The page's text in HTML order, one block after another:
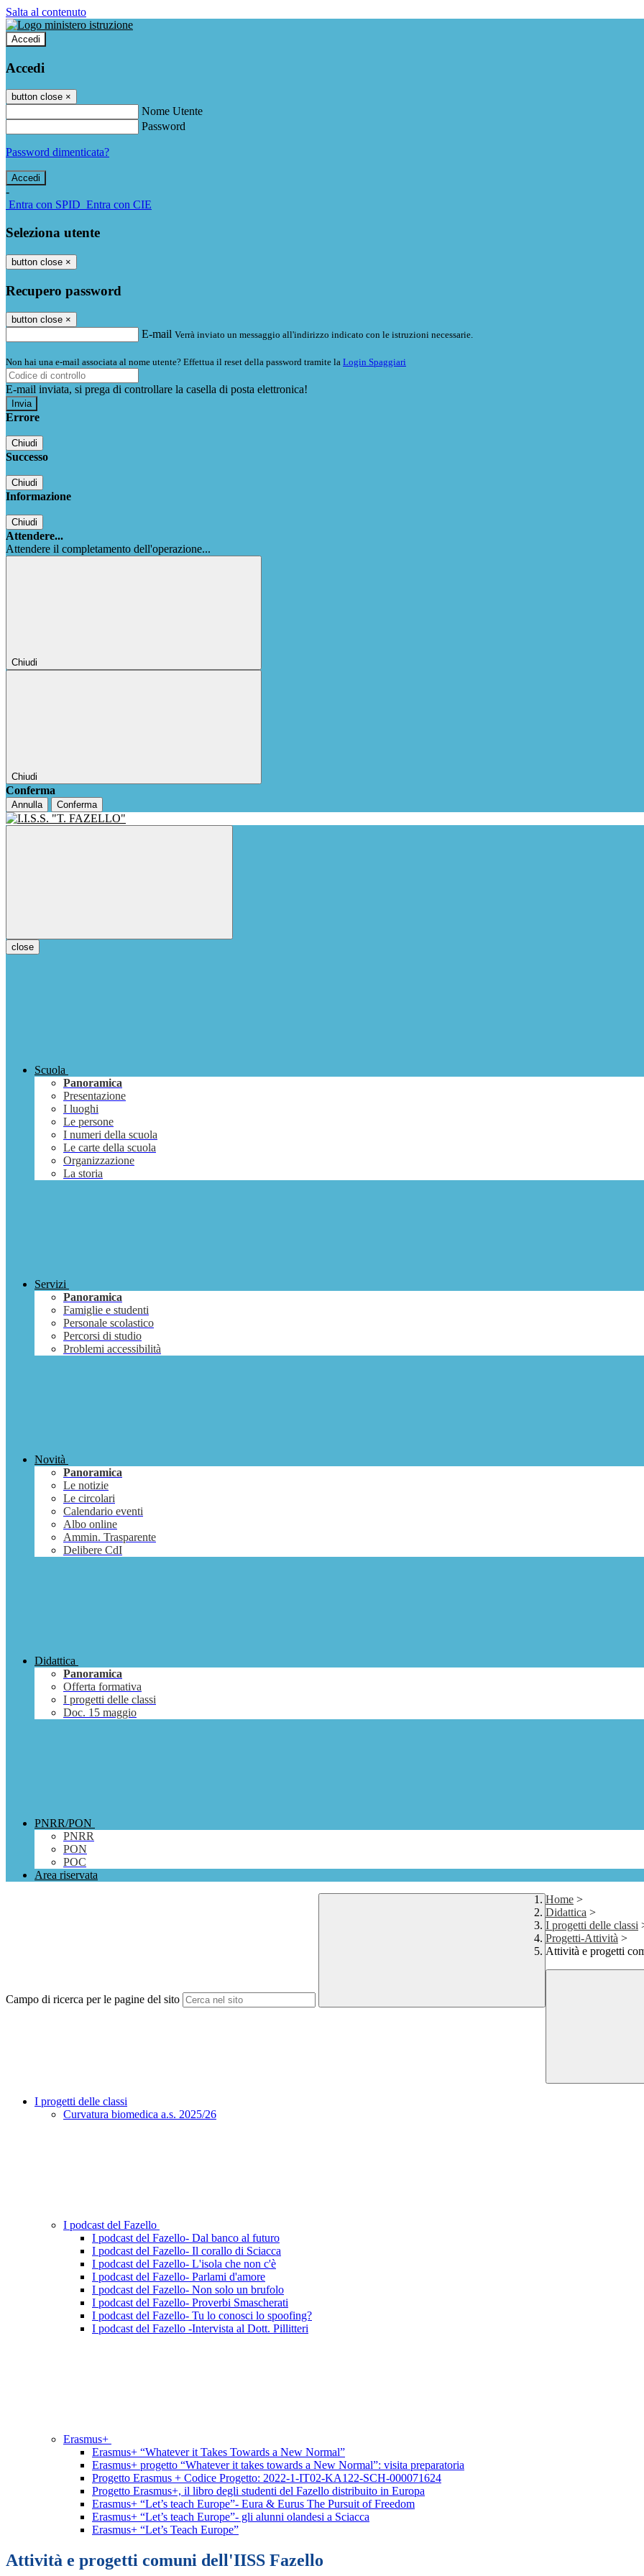
Salta al contenuto
Accedi
Accedi
button close ×
Nome Utente
Password
Password dimenticata?
-
Entra con SPID Entra con CIE
Seleziona utente
button close ×
Recupero password
button close ×
E-mail Verrà inviato un messaggio all'indirizzo indicato con le istruzioni necessarie.
Non hai una e-mail associata al nome utente? Effettua il reset della password tramite la Login Spaggiari
E-mail inviata, si prega di controllare la casella di posta elettronica!
Errore
Chiudi
Successo
Chiudi
Informazione
Chiudi
Attendere...
Attendere il completamento dell'operazione...
Chiudi
Chiudi
Conferma
Annulla Conferma
close
Scuola
Panoramica
Presentazione
I luoghi
Le persone
I numeri della scuola
Le carte della scuola
Organizzazione
La storia
Servizi
Panoramica
Famiglie e studenti
Personale scolastico
Percorsi di studio
Problemi accessibilità
Novità
Panoramica
Le notizie
Le circolari
Calendario eventi
Albo online
Ammin. Trasparente
Delibere CdI
Didattica
Panoramica
Offerta formativa
I progetti delle classi
Doc. 15 maggio
PNRR/PON
PNRR
PON
POC
Area riservata
Campo di ricerca per le pagine del sito
Home >
Didattica >
I progetti delle classi
Progetti-Attività >
Attività e progetti
I progetti delle classi
Curvatura biomedica a.s. 2025/26
I podcast del Fazello
I podcast del Fazello- Dal banco al futuro
I podcast del Fazello- Il corallo di Sciacca
I podcast del Fazello- L'isola che non c'è
I podcast del Fazello- Parlami d'amore
I podcast del Fazello- Non solo un brufolo
I podcast del Fazello- Proverbi Smascherati
I podcast del Fazello- Tu lo conosci lo spoofing?
I podcast del Fazello -Intervista al Dott. Pillitteri
Erasmus+
Erasmus+ “Whatever it Takes Towards a New Normal”
Erasmus+ progetto “Whatever it takes towards a New Normal”: visita preparatoria
Progetto Erasmus + Codice Progetto: 2022-1-IT02-KA122-SCH-000071624
Progetto Erasmus+, il libro degli studenti del Fazello distribuito in Europa
Erasmus+ “Let’s teach Europe”- Eura & Eurus The Pursuit of Freedom
Erasmus+ “Let’s teach Europe”- gli alunni olandesi a Sciacca
Erasmus+ “Let’s Teach Europe”
Attività e progetti comuni dell'IISS Fazello